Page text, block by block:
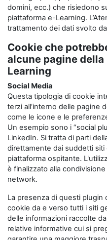
domini, ecc.) che risiedono
piattaforma e-Learning.
trattamento dei dati svolto
Cookie che
alcune pagine
Learning
Social Media
Questa tipologia di cookie
terzi all’interno delle pagine
come le icone e le
Un esempio sono i “social
LinkedIn. Si tratta di parti
direttamente dai suddetti siti
piattaforma ospitante.
è finalizzato alla
network.
La presenza di questi plugin
cookie da e verso tutti i siti
delle informazioni raccolte
relative informative cui si